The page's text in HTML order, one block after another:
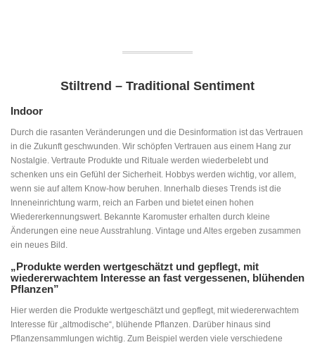
Stiltrend – Traditional Sentiment
Indoor
Durch die rasanten Veränderungen und die Desinformation ist das Vertrauen
in die Zukunft geschwunden. Wir schöpfen Vertrauen aus einem Hang zur
Nostalgie. Vertraute Produkte und Rituale werden wiederbelebt und
schenken uns ein Gefühl der Sicherheit. Hobbys werden wichtig, vor allem,
wenn sie auf altem Know-how beruhen. Innerhalb dieses Trends ist die
Inneneinrichtung warm, reich an Farben und bietet einen hohen
Wiedererkennungswert. Bekannte Karomuster erhalten durch kleine
Änderungen eine neue Ausstrahlung. Vintage und Altes ergeben zusammen
ein neues Bild.
„Produkte werden wertgeschätzt und gepflegt, mit
wiedererwachtem Interesse an fast vergessenen, blühenden
Pflanzen”
Hier werden die Produkte wertgeschätzt und gepflegt, mit wiedererwachtem
Interesse für „altmodische“, blühende Pflanzen. Darüber hinaus sind
Pflanzensammlungen wichtig. Zum Beispiel werden viele verschiedene